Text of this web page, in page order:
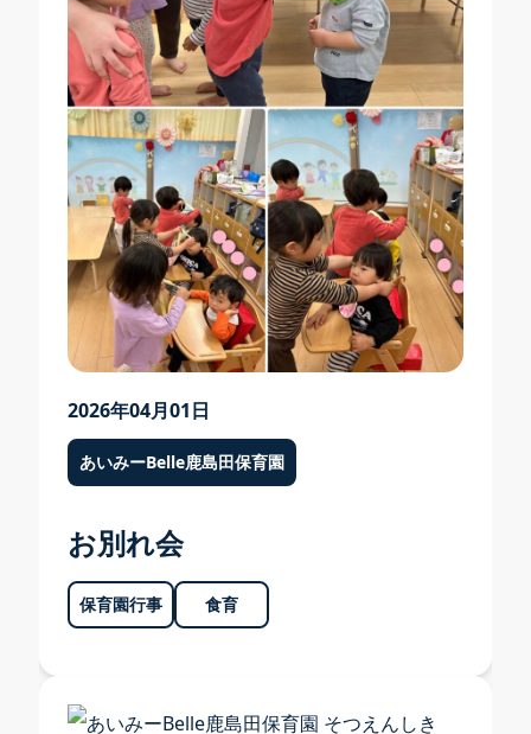
2026年04月01日
あいみーBelle鹿島田保育園
お別れ会
保育園行事 食育